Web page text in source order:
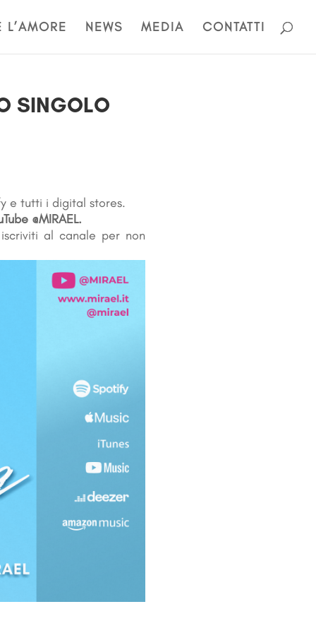
L’AMORE NEWS MEDIA CONTATTI
SINGOLO
e tutti i digital stores.
@MIRAEL.
al canale per non